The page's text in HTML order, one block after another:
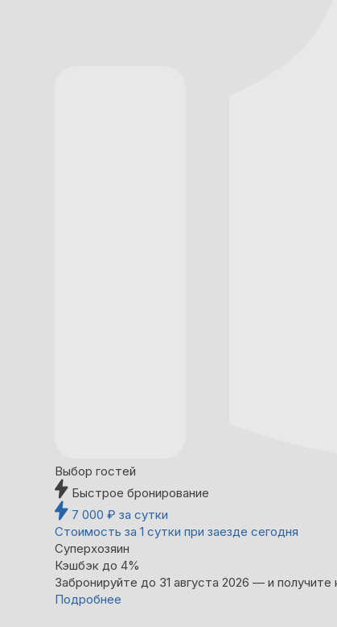
Выбор гостей
Быстрое бронирование
7 000 ₽ за сутки
Стоимость за 1 сутки при заезде сегодня
Суперхозяин
Кэшбэк до 4%
Забронируйте до 31 августа 2026 — и
Подробнее